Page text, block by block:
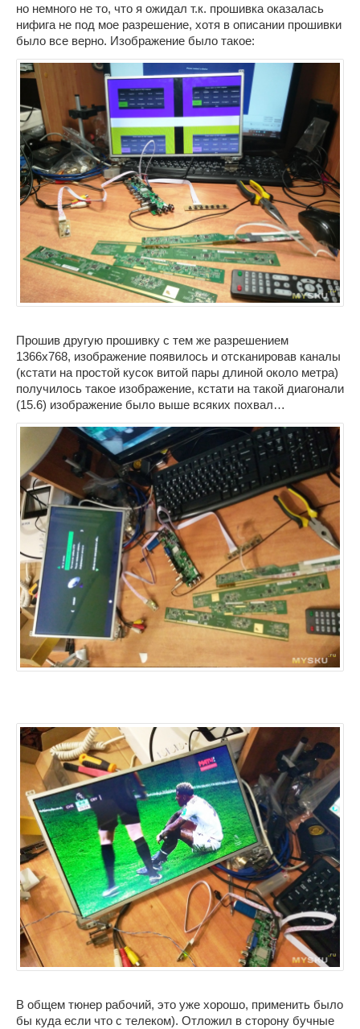
но немного не то, что я ожидал т.к. прошивка оказалась
нифига не под мое разрешение, хотя в описании прошивки
было все верно. Изображение было такое:
Прошив другую прошивку с тем же разрешением
1366х768, изображение появилось и отсканировав каналы
(кстати на простой кусок витой пары длиной около метра)
получилось такое изображение, кстати на такой диагонали
(15.6) изображение было выше всяких похвал…
В общем тюнер рабочий, это уже хорошо, применить было
бы куда если что с телеком). Отложил в сторону бучные